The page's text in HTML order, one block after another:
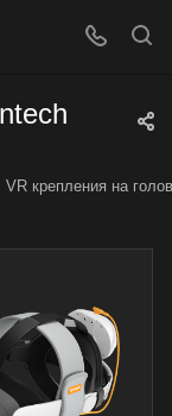
VR крепления на